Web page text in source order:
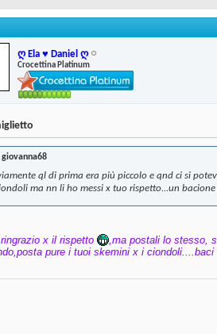
ღ Ela ♥ Daniel ღ
Crocettina Platinum
giovanna68
ql di prima era più piccolo e qnd ci si
ma nn li ho messi x tuo rispetto...un bacione
x il rispetto
,ma postali lo stesso,
pure i tuoi skemini x i ciondoli....baci